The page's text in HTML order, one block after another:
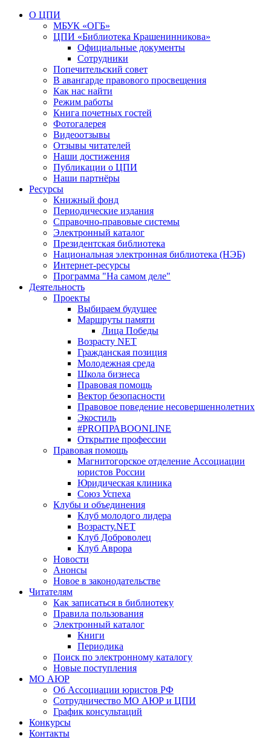
О ЦПИ
МБУК «ОГБ»
ЦПИ «Библиотека Крашенинникова»
Официальные документы
Сотрудники
Попечительский совет
В авангарде правового просвещения
Как нас найти
Режим работы
Книга почетных гостей
Фотогалерея
Видеоотзывы
Отзывы читателей
Наши достижения
Публикации о ЦПИ
Наши партнёры
Ресурсы
Книжный фонд
Периодические издания
Справочно-правовые системы
Электронный каталог
Президентская библиотека
Национальная электронная библиотека (НЭБ)
Интернет-ресурсы
Программа "На самом деле"
Деятельность
Проекты
Выбираем будущее
Маршруты памяти
Лица Победы
Возрасту NET
Гражданская позиция
Молодежная среда
Школа бизнеса
Правовая помощь
Вектор безопасности
Правовое поведение несовершеннолетних
Экостиль
#PROПРАВОONLINE
Открытие профессии
Правовая помощь
Магнитогорское отделение Ассоциации
юристов России
Юридическая клиника
Союз Успеха
Клубы и объединения
Клуб молодого лидера
Возрасту.NET
Клуб Доброволец
Клуб Аврора
Новости
Анонсы
Новое в законодательстве
Читателям
Как записаться в библиотеку
Правила пользования
Электронный каталог
Книги
Периодика
Поиск по электронному каталогу
Новые поступления
МО АЮР
Об Ассоциации юристов РФ
Сотрудничество МО АЮР и ЦПИ
График консультаций
Конкурсы
Контакты